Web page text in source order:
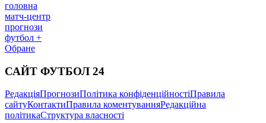
головна
матч-центр
прогнози
футбол +
Обране
САЙТ ФУТБОЛ 24
РедакціяПрогнозиПолітика конфіденційностіПравила
сайтуКонтактиПравила коментуванняРедакційна
політикаСтруктура власності